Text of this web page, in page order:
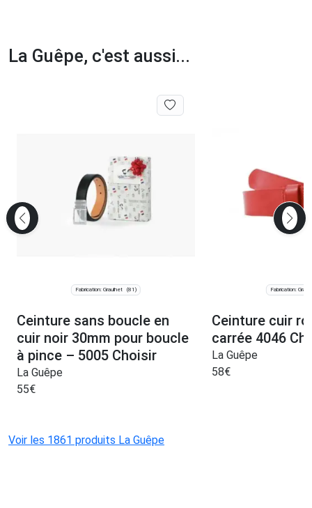
La Guêpe, c'est aussi...
Fabrication: Graulhet (81)
Ceinture sans boucle en
cuir noir 30mm pour boucle
à pince – 5005 Choisir
La Guêpe
55€
Fabrication:
Ceinture cuir
carrée 4046
La Guêpe
58€
Voir les 1861 produits La Guêpe